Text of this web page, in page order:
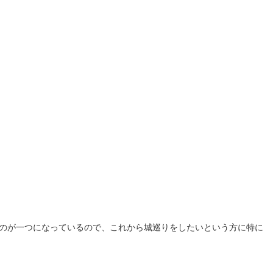
一つになっているので、これから城巡りをしたいという方に特に